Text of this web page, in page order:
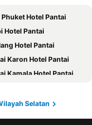
Phuket Hotel Pantai
Hotel Pantai
Hotel Pantai
Karon Hotel Pantai
Kamala Hotel Pantai
City Hotel Pantai
Selatan